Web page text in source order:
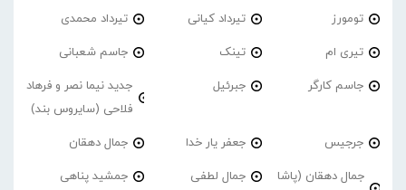
تومورز تیرداد کیانی تیرداد محمدی
تیری ام تینک جاسم شعبانی
جاسم کارگر جبرئیل
جدید نیما نصر و فرهاد
فلاحی (سایروس بند)
جرجیس جعفر یار خدا جمال دهقان
جمال دهقان (پاشا
جمال لطفی جمشید پناهی